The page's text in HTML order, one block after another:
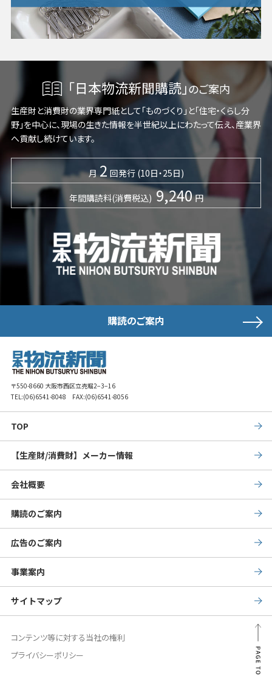
「日本物流新聞購読」のご案内
生産財と消費財の業界専門紙として「ものづくり」と「住宅・くらし分
野」を中心に、現場の生きた情報を半世紀以上にわたって伝え、産業界
へ貢献し続けています。
月 2 回発行 (10日・25日)
年間購読料(消費税込) 9,240 円
購読のご案内
〒550-8660 大阪市西区立売堀2−3−16
TEL:(06)6541-8048 FAX:(06)6541-8056
TOP
【生産財/消費財】メーカー情報
会社概要
購読のご案内
広告のご案内
事業案内
サイトマップ
コンテンツ等に対する当社の権利
プライバシーポリシー